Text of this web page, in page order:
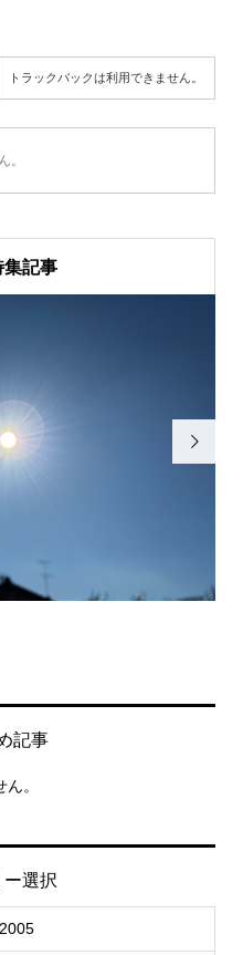
トラックバックは利用できません。
。
記事

記事
。
選択